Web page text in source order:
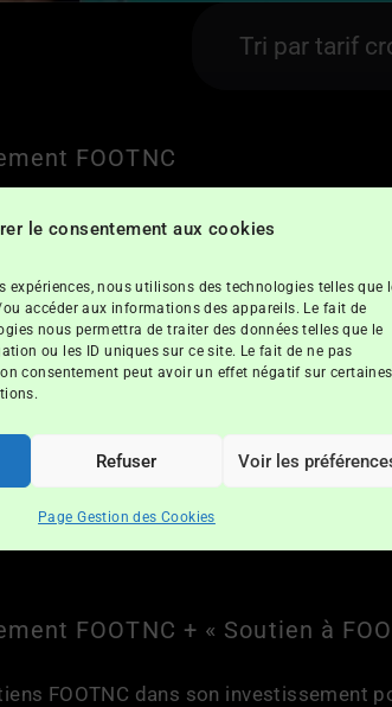
le consentement aux cookies
expériences, nous utilisons des technologies telles que
accéder aux informations des appareils. Le fait de
nous permettra de traiter des données telles que le
ou les ID uniques sur ce site. Le fait de ne pas
consentement peut avoir un effet négatif sur certaines
Refuser Voir les
Page Gestion des Cookies
FOOTNC
durée de 1 an
XPF
FOOTNC + « Soutien à
FOOTNC dans son investissement